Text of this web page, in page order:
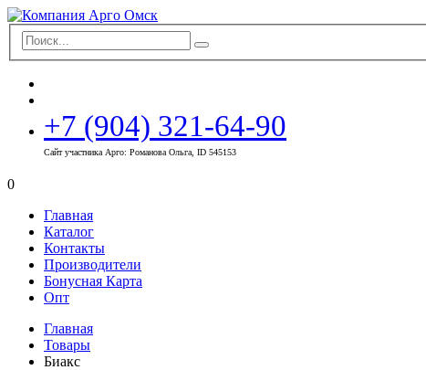
+7 (904) 321-64-90
Сайт участника Арго: Романова Ольга, ID 545153
0
Главная
Каталог
Контакты
Производители
Бонусная Карта
Опт
Главная
Товары
Биакс